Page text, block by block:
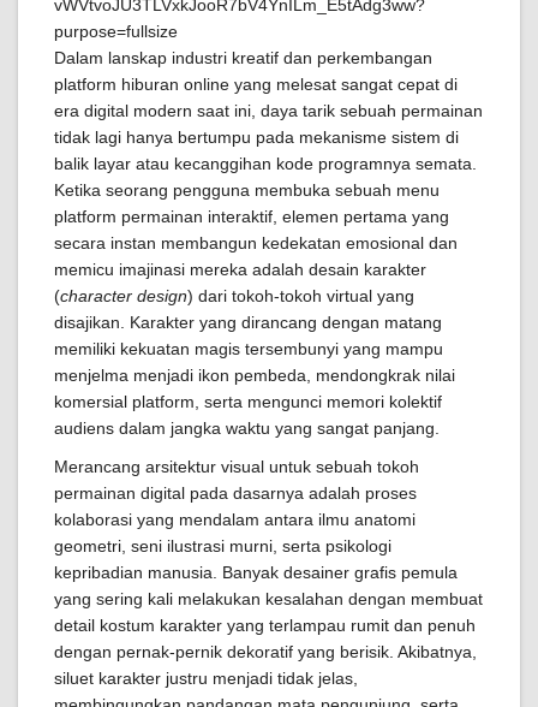
Dalam lanskap industri kreatif dan perkembangan
platform hiburan online yang melesat sangat cepat di
era digital modern saat ini, daya tarik sebuah permainan
tidak lagi hanya bertumpu pada mekanisme sistem di
balik layar atau kecanggihan kode programnya semata.
Ketika seorang pengguna membuka sebuah menu
platform permainan interaktif, elemen pertama yang
secara instan membangun kedekatan emosional dan
memicu imajinasi mereka adalah desain karakter
(character design) dari tokoh-tokoh virtual yang
disajikan. Karakter yang dirancang dengan matang
memiliki kekuatan magis tersembunyi yang mampu
menjelma menjadi ikon pembeda, mendongkrak nilai
komersial platform, serta mengunci memori kolektif
audiens dalam jangka waktu yang sangat panjang.
Merancang arsitektur visual untuk sebuah tokoh
permainan digital pada dasarnya adalah proses
kolaborasi yang mendalam antara ilmu anatomi
geometri, seni ilustrasi murni, serta psikologi
kepribadian manusia. Banyak desainer grafis pemula
yang sering kali melakukan kesalahan dengan membuat
detail kostum karakter yang terlampau rumit dan penuh
dengan pernak-pernik dekoratif yang berisik. Akibatnya,
siluet karakter justru menjadi tidak jelas,